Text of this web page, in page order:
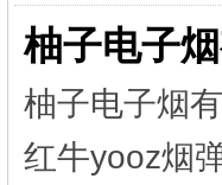
柚子电子
柚子电子烟
红牛yooz烟